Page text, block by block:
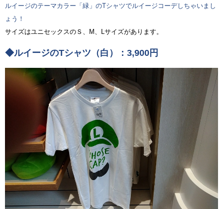
ルイージのテーマカラー「緑」のTシャツでルイージコーデしちゃいまし
ょう！
サイズはユニセックスのＳ、M、Lサイズがあります。
◆ルイージのTシャツ（白）：3,900円